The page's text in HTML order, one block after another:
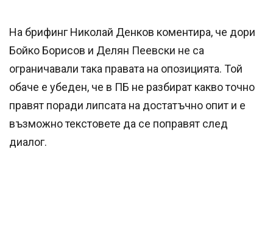
На брифинг Николай Денков коментира, че дори
Бойко Борисов и Делян Пеевски не са
ограничавали така правата на опозицията. Той
обаче е убеден, че в ПБ не разбират какво точно
правят поради липсата на достатъчно опит и е
възможно текстовете да се поправят след
диалог.